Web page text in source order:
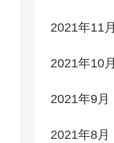
2021年11月
2021年10月
2021年9月
2021年8月